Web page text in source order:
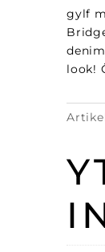
gylf
look!